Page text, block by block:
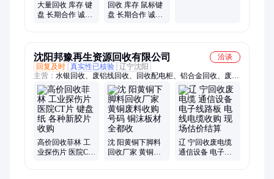
大量回收 库存 键
盘 长期合作 诚信
回收 库存 鼠标键
盘 长期合作 诚信
沈阳邦豫再生资源回收有限公司
洽谈
回复及时 真实性已核验 辽宁沈阳
主营： 水银回收、废铝线回收、回收配电柜、铝合金回收、废黄
铜回收、回收数控刀片、废旧塑料回收、电气开关回收、废旧电
瓶回收、废旧电缆回收、废铜线、ups电池
高价回收菲林 工
业探伤片 医院CT
沈 阳黄铜下脚料
回收厂家 黄铜废
辽 宁回收废电缆
通信设备 电子线